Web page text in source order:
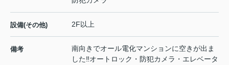
設備(その他) 2F以上
備考
南向きでオール電化マンションに空きが出ま
した‼オートロック・防犯カメラ・エレベータ